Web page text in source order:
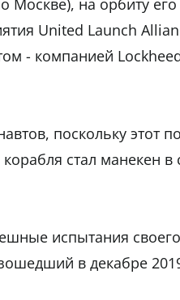
Москве), на орбиту
United Launch
- компанией
поскольку этот
стал манекен в
испытания
в декабре